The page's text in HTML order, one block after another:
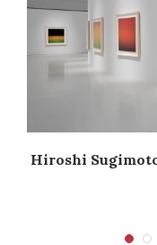
Hiroshi